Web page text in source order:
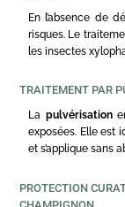
En l’absence de
risques. Le
les insectes
TRAITEMENT PAR
La pulvérisation
exposées. Elle est
et s’applique sans
PROTECTION